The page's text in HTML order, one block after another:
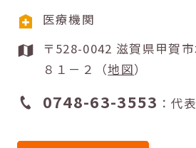
医療機関
〒528-0042 滋賀県甲賀市水口町虫生野中央
８１－２（地図）
0748-63-3553 ：代表